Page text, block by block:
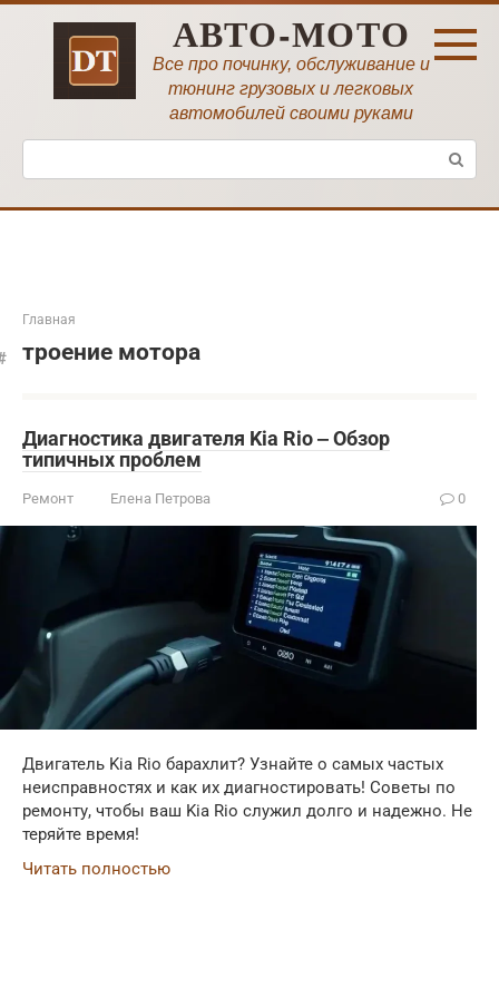
Перейти
АВТО-МОТО
Все про починку, обслуживание и
тюнинг грузовых и легковых
автомобилей своими руками
Поиск:
Главная
троение мотора
Диагностика двигателя Kia Rio ‒ Обзор
типичных проблем
Ремонт Елена Петрова 0
Двигатель Kia Rio барахлит? Узнайте о самых частых
неисправностях и как их диагностировать! Советы по
ремонту, чтобы ваш Kia Rio служил долго и надежно. Не
теряйте время!
Читать полностью